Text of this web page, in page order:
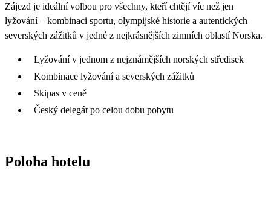
Zájezd je ideální volbou pro všechny, kteří chtějí víc než jen
lyžování – kombinaci sportu, olympijské historie a autentických
severských zážitků v jedné z nejkrásnějších zimních oblastí Norska.
Lyžování v jednom z nejznámějších norských středisek
Kombinace lyžování a severských zážitků
Skipas v ceně
Český delegát po celou dobu pobytu
Poloha hotelu